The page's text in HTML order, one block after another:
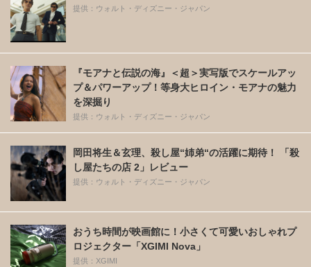
提供：ウォルト・ディズニー・ジャパン
『モアナと伝説の海』＜超＞実写版でスケールアッ
プ＆パワーアップ！等身大ヒロイン・モアナの魅力
を深掘り
提供：ウォルト・ディズニー・ジャパン
岡田将生＆玄理、殺し屋“姉弟“の活躍に期待！ 「殺
し屋たちの店 2」レビュー
提供：ウォルト・ディズニー・ジャパン
おうち時間が映画館に！小さくて可愛いおしゃれプ
ロジェクター「XGIMI Nova」
提供：XGIMI